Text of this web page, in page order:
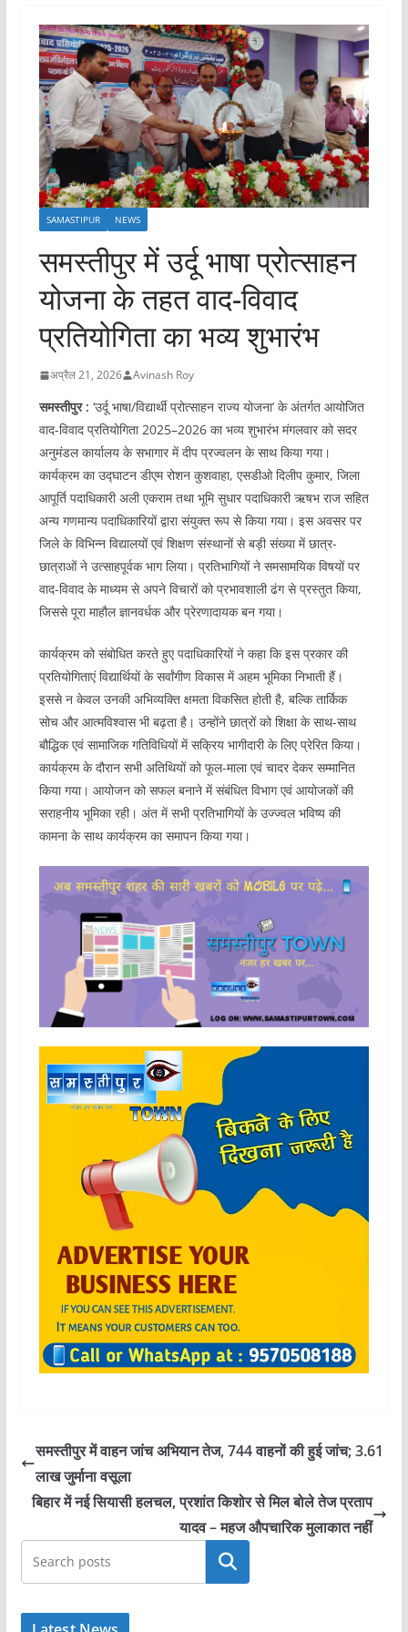
SAMASTIPUR NEWS
समस्तीपुर में उर्दू भाषा प्रोत्साहन
योजना के तहत वाद-विवाद
प्रतियोगिता का भव्य शुभारंभ
अप्रैल 21, 2026 Avinash Roy
समस्तीपुर : ‘उर्दू भाषा/विद्यार्थी प्रोत्साहन राज्य योजना’ के अंतर्गत आयोजित
वाद-विवाद प्रतियोगिता 2025–2026 का भव्य शुभारंभ मंगलवार को सदर
अनुमंडल कार्यालय के सभागार में दीप प्रज्वलन के साथ किया गया।
कार्यक्रम का उद्घाटन डीएम रोशन कुशवाहा, एसडीओ दिलीप कुमार, जिला
आपूर्ति पदाधिकारी अली एकराम तथा भूमि सुधार पदाधिकारी ऋषभ राज सहित
अन्य गणमान्य पदाधिकारियों द्वारा संयुक्त रूप से किया गया। इस अवसर पर
जिले के विभिन्न विद्यालयों एवं शिक्षण संस्थानों से बड़ी संख्या में छात्र-
छात्राओं ने उत्साहपूर्वक भाग लिया। प्रतिभागियों ने समसामयिक विषयों पर
वाद-विवाद के माध्यम से अपने विचारों को प्रभावशाली ढंग से प्रस्तुत किया,
जिससे पूरा माहौल ज्ञानवर्धक और प्रेरणादायक बन गया।
कार्यक्रम को संबोधित करते हुए पदाधिकारियों ने कहा कि इस प्रकार की
प्रतियोगिताएं विद्यार्थियों के सर्वांगीण विकास में अहम भूमिका निभाती हैं।
इससे न केवल उनकी अभिव्यक्ति क्षमता विकसित होती है, बल्कि तार्किक
सोच और आत्मविश्वास भी बढ़ता है। उन्होंने छात्रों को शिक्षा के साथ-साथ
बौद्धिक एवं सामाजिक गतिविधियों में सक्रिय भागीदारी के लिए प्रेरित किया।
कार्यक्रम के दौरान सभी अतिथियों को फूल-माला एवं चादर देकर सम्मानित
किया गया। आयोजन को सफल बनाने में संबंधित विभाग एवं आयोजकों की
सराहनीय भूमिका रही। अंत में सभी प्रतिभागियों के उज्ज्वल भविष्य की
कामना के साथ कार्यक्रम का समापन किया गया।
समस्तीपुर में वाहन जांच अभियान तेज, 744 वाहनों की हुई जांच; 3.61
लाख जुर्माना वसूला
बिहार में नई सियासी हलचल, प्रशांत किशोर से मिल बोले तेज प्रताप
यादव – महज औपचारिक मुलाकात नहीं
खोजें